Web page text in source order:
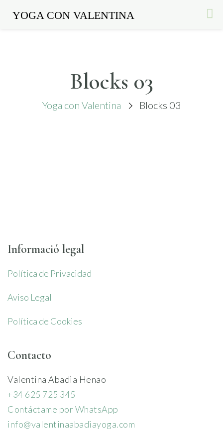
Blocks 03
Yoga con Valentina Blocks 03
Informació legal
Política de Privacidad
Aviso Legal
Política de Cookies
Contacto
Valentina Abadia Henao
+34 625 725 345
Contáctame por WhatsApp
info@valentinaabadiayoga.com
YOGA CON VALENTINA